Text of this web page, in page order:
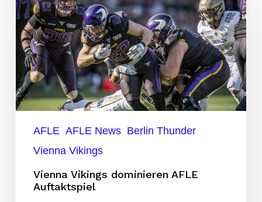
Vikings
dominieren
AFLE
Auftaktspiel
AFLE AFLE News Berlin Thunder
Vienna Vikings
Vienna Vikings dominieren AFLE
Auftaktspiel